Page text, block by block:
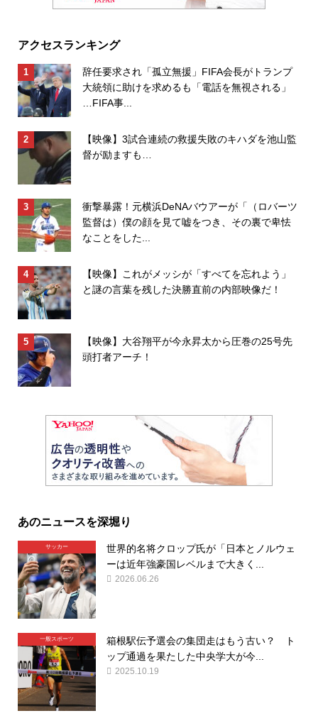
アクセスランキング
辞任要求され「孤立無援」FIFA会長がトランプ
大統領に助けを求めるも「電話を無視される」
…FIFA事...
【映像】3試合連続の救援失敗のキハダを池山監
督が励ますも…
衝撃暴露！元横浜DeNAバウアーが「（ロバーツ
監督は）僕の顔を見て嘘をつき、その裏で卑怯
なことをした...
【映像】これがメッシが「すべてを忘れよう」
と謎の言葉を残した決勝直前の内部映像だ！
【映像】大谷翔平が今永昇太から圧巻の25号先
頭打者アーチ！
あのニュースを深堀り
サッカー
世界的名将クロップ氏が「日本とノルウェ
ーは近年強豪国レベルまで大きく...
2026.06.26
一般スポーツ
箱根駅伝予選会の集団走はもう古い？ ト
ップ通過を果たした中央学大が今...
2025.10.19